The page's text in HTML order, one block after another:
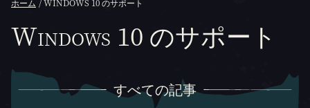
ホーム WINDOWS 10 のサポート
Windows 10 のサポート
すべての記事